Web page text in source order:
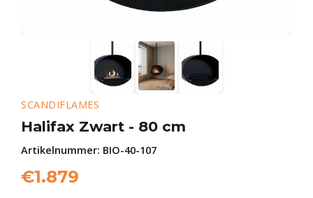
SCANDIFLAMES
Halifax Zwart - 80 cm
Artikelnummer: BIO-40-107
€1.879